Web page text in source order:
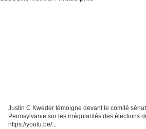
Justin C Kweder témoigne devant le comité
Pennsylvanie sur les irrégularités des élections
https://youtu.be/...